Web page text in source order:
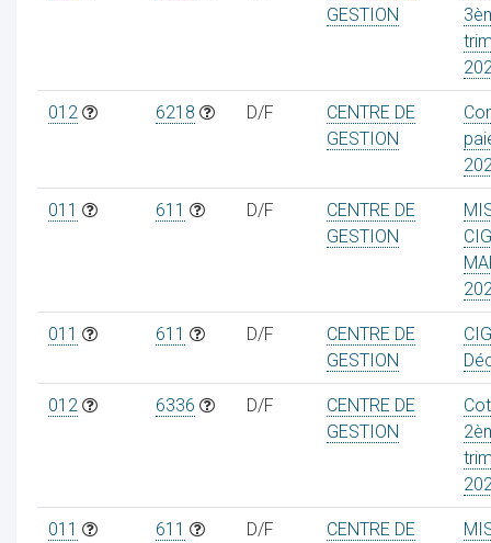
GESTION
012 6218 D/F
CENTRE DE
GESTION
011 611 D/F
CENTRE DE
GESTION
CIG
011 611 D/F
CENTRE DE
GESTION
012 6336 D/F
CENTRE DE
GESTION
011 611 D/F
CENTRE DE